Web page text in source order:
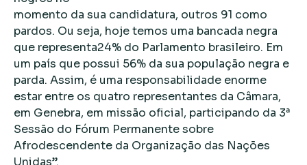
momento da sua candidatura, outros 91 como
pardos. Ou seja, hoje temos uma bancada negra
que representa24% do Parlamento brasileiro. Em
um país que possui 56% da sua população negra e
parda. Assim, é uma responsabilidade enorme
estar entre os quatro representantes da Câmara,
em Genebra, em missão oficial, participando da 3ª
Sessão do Fórum Permanente sobre
Afrodescendente da Organização das Nações